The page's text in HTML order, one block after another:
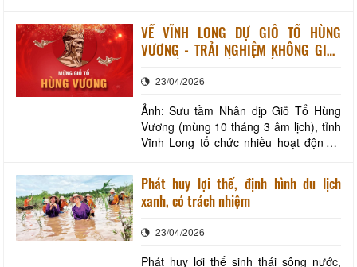
quản lý văn hóa, thể thao và du lịch với
đề tài “ Xác định nhu cầu bồi dưỡng
kiến thức, kỹ năng về du lịch cộng đồng
VỀ VĨNH LONG DỰ GIỖ TỔ HÙNG
VƯƠNG - TRẢI NGHIỆM KHÔNG GIAN
23/04/2026
Ảnh: Sưu tầm Nhân dịp Giỗ Tổ Hùng
Vương (mùng 10 tháng 3 âm lịch), tỉnh
Vĩnh Long tổ chức nhiều hoạt động ý
văn hóa, mang đến cho người dân và
du khách một hành trình về nguồn đầy
cảm xúc. Các hoạt động được tổ chức
và giữ nước c
Phát huy lợi thế, định hình du lịch
xanh, có trách nhiệm
23/04/2026
Phát huy lợi thế sinh thái sông nước,